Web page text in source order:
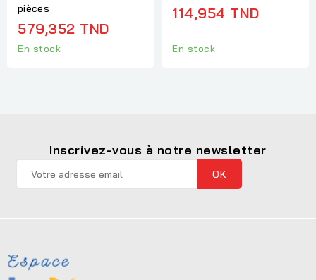
pièces
579,352 TND
En stock
114,954 TND
En stock
Inscrivez-vous à notre newsletter